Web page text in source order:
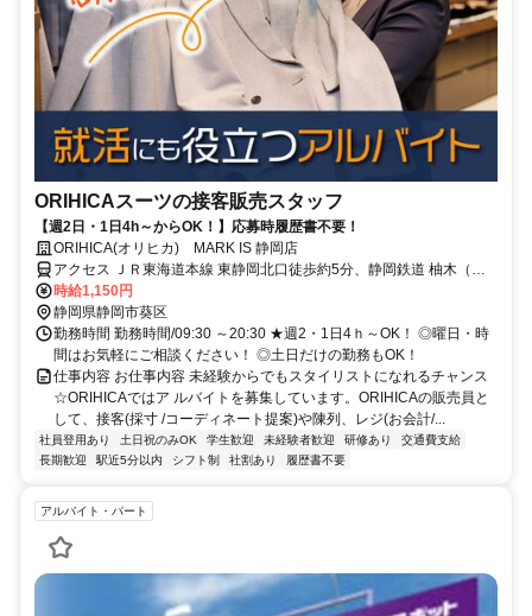
ORIHICAスーツの接客販売スタッフ
【週2日・1日4h～からOK！】応募時履歴書不要！
ORIHICA(オリヒカ) MARK IS 静岡店
アクセス ＪＲ東海道本線 東静岡北口徒歩約5分、静岡鉄道 柚木（静
岡鉄道）徒歩約7分、静岡鉄道 長沼（静岡県）徒歩約10分 JR「東静
岡駅」より徒歩3分
時給1,150円
静岡県静岡市葵区
勤務時間 勤務時間/09:30 ～20:30 ★週2・1日4ｈ～OK！ ◎曜日・時
間はお気軽にご相談ください！ ◎土日だけの勤務もOK！
仕事内容 お仕事内容 未経験からでもスタイリストになれるチャンス
☆ORIHICAではア ルバイトを募集しています。ORIHICAの販売員と
して、接客(採寸 /コーディネート提案)や陳列、レジ(お会計/...
社員登用あり 土日祝のみOK 学生歓迎 未経験者歓迎 研修あり
交通費支給
長期歓迎
駅近5分以内 シフト制 社割あり 履歴書不要
アルバイト・パート